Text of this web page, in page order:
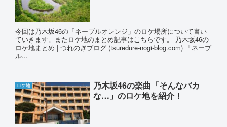
今回は乃木坂46の「ネーブルオレンジ」のロケ場所について書い
ていきます。またロケ地のまとめ記事はこちらです。 乃木坂46の
ロケ地まとめ | つれのぎブログ (tsuredure-nogi-blog.com) 「ネーブ
ル...
ロケ地
乃木坂46の楽曲「そんなバカ
な…」のロケ地を紹介！